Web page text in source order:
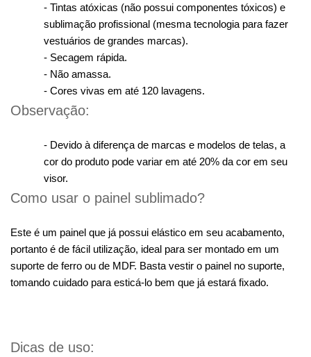
- Tintas atóxicas (não possui componentes tóxicos) e
sublimação profissional (mesma tecnologia para fazer
vestuários de grandes marcas).
- Secagem rápida.
- Não amassa.
- Cores vivas em até 120 lavagens.
Observação:
- Devido à diferença de marcas e modelos de telas, a
cor do produto pode variar em até 20% da cor em seu
visor.
Como usar o painel sublimado?
Este é um painel que já possui elástico em seu acabamento,
portanto é de fácil utilização, ideal para ser montado em um
suporte de ferro ou de MDF. Basta vestir o painel no suporte,
tomando cuidado para esticá-lo bem que já estará fixado.
Dicas de uso: